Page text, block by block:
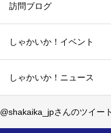
訪問ブログ
しゃかいか！イベント
しゃかいか！ニュース
@shakaika_jpさんのツイート